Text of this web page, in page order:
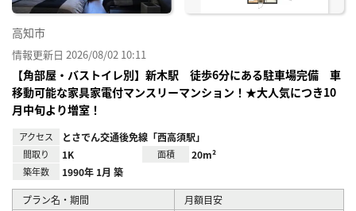
高知市
情報更新日 2026/08/02 10:11
【角部屋・バストイレ別】新木駅 徒歩6分にある駐車場完備 車
移動可能な家具家電付マンスリーマンション！★大人気につき10
月中旬より増室！
アクセス とさでん交通後免線「西高須駅」
間取り 1K 面積 20m²
築年数 1990年 1月 築
プラン名・期間 月額目安